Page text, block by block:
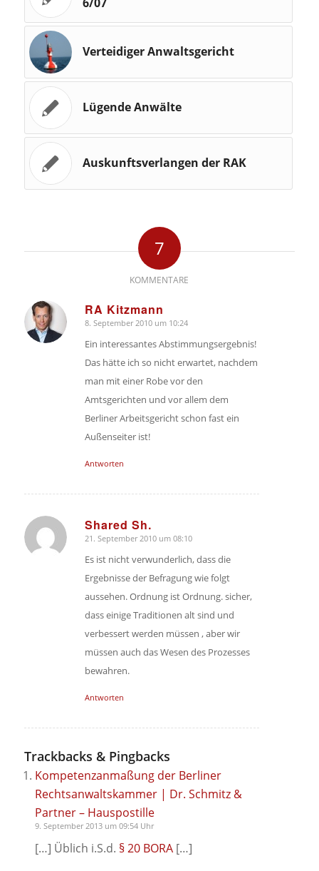
Verteidiger Anwaltsgericht
Lügende Anwälte
Auskunftsverlangen der RAK
7
KOMMENTARE
RA Kitzmann
sagte:
8. September 2010 um 10:24
Ein interessantes Abstimmungsergebnis!
Das hätte ich so nicht erwartet, nachdem
man mit einer Robe vor den
Amtsgerichten und vor allem dem
Berliner Arbeitsgericht schon fast ein
Außenseiter ist!
Antworten
Shared Sh.
sagte:
21. September 2010 um 08:10
Es ist nicht verwunderlich, dass die
Ergebnisse der Befragung wie folgt
aussehen. Ordnung ist Ordnung. sicher,
dass einige Traditionen alt sind und
verbessert werden müssen , aber wir
müssen auch das Wesen des Prozesses
bewahren.
Antworten
Trackbacks & Pingbacks
Kompetenzanmaßung der Berliner
Rechtsanwaltskammer | Dr. Schmitz &
Partner – Hauspostille
9. September 2013 um 09:54 Uhr
[…] Üblich i.S.d. § 20 BORA[…]